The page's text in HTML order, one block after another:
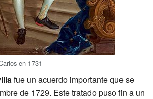
en 1731
fue un acuerdo importante que se
de 1729. Este tratado puso fin a un